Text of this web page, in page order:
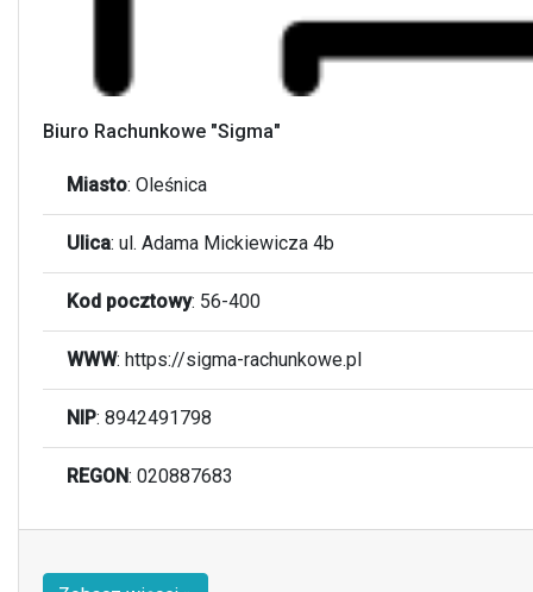
Biuro Rachunkowe "Sigma"
Miasto: Oleśnica
Ulica: ul. Adama Mickiewicza 4b
Kod pocztowy: 56-400
WWW: https://sigma-rachunkowe.pl
NIP: 8942491798
REGON: 020887683